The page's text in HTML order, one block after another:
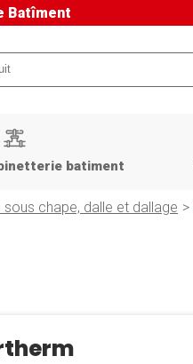
Batîment
batiment
chape, dalle et dallage